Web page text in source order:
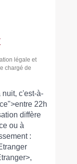
légale et
chargé de
c'est-à-
22h
diffère
ou à
: